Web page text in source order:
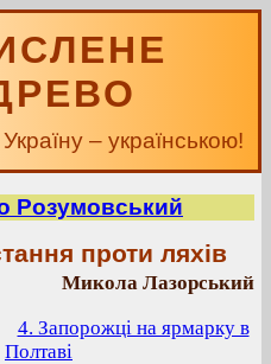
– українською!
Розумовський
проти ляхів
Микола Лазорський
4. Запорожці на ярмарку в
Полтаві